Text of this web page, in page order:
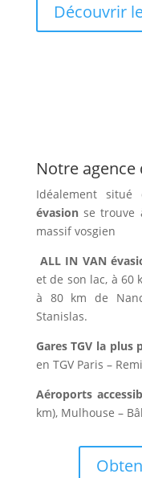
Découvrir
Notre
Idéalement
évasionse trouve
massif vosgien
ALL IN VAN
et de son lac, à 60
à 80 km de
Stanislas.
Gares TGV la plus
en TGV Paris –
Aéroports
km), Mulhouse –